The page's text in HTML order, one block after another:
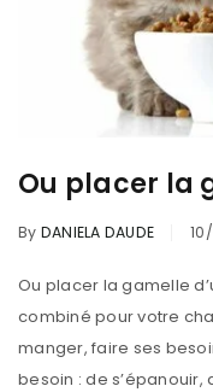
Ou placer la
By DANIELA DAUDE
Ou placer la gamelle
combiné pour votre
manger, faire ses
besoin : de s’épanouir,